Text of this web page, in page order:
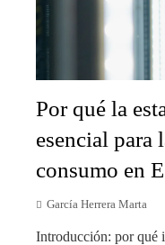
Por qué la
esencial para
consumo en
García Herrera Marta
Introducción: por qué